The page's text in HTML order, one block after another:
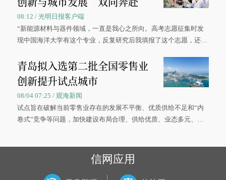
08:12 / 光明日报客户端
“新能源材料与器件领域，一直是我心之所向。高考志愿征集时发
现中国海洋大学有这个专业，反复研究后我填报了这个志愿，还真
大学材料科学与工程学院材料类专业的录取通知书。
青岛拟入选第二批全国零售业
创新提升试点城市
08/04 07:25 / 观海新闻
试点旨在破解当前零售业存在的发展不平衡、优质供给不足和“内
卷式”竞争等问题，加快建设布局合理、供给优质、业态多元、智
信网应用